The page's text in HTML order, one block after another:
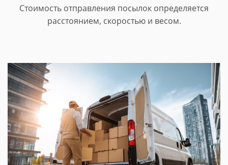
Стоимость отправления посылок определяется
расстоянием, скоростью и весом.